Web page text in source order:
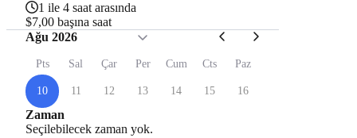
1 ile 4 saat arasında
$7,00 başına saat
Ağu 2026
Pts Sal Çar Per Cum Cts Paz
10 11 12 13 14 15 16
Zaman
Seçilebilecek zaman yok.